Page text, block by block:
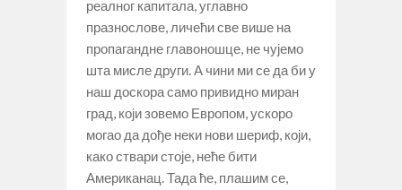
реалног капитала, углавно
празнослове, личећи све више на
пропагандне главоношце, не чујемо
шта мисле други. А чини ми се да би у
наш доскора само привидно миран
град, који зовемо Европом, ускоро
могао да дође неки нови шериф, који,
како ствари стоје, неће бити
Американац. Тада ће, плашим се,